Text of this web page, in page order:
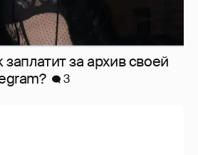
за архив своей
3